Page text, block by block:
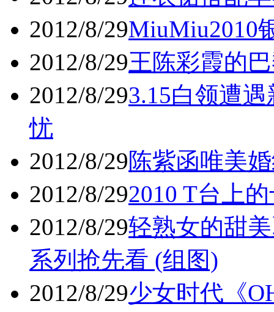
2012/8/29MiuMiu2010
2012/8/29王陈彩霞的
2012/8/293.15白领遭
忧
2012/8/29陈紫函唯美
2012/8/292010 T台上
2012/8/29轻熟女的甜
系列抢先看 (组图)
2012/8/29少女时代《